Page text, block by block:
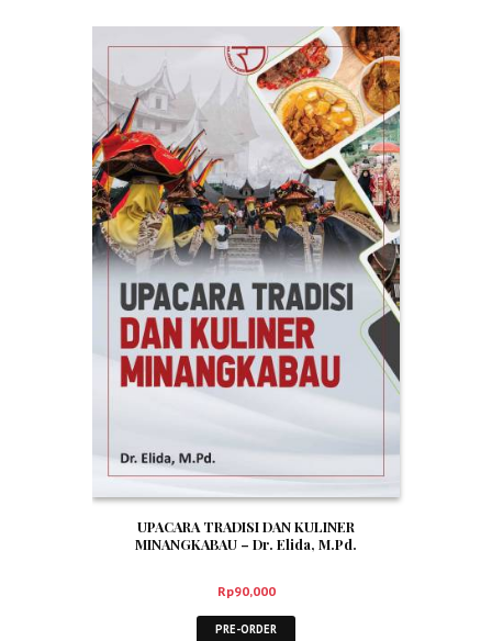
UPACARA TRADISI DAN KULINER
MINANGKABAU – Dr. Elida, M.Pd.
Rp90,000
PRE-ORDER